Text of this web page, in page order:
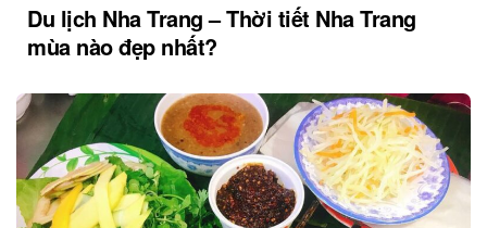
Du lịch Nha Trang – Thời tiết Nha Trang
mùa nào đẹp nhất?